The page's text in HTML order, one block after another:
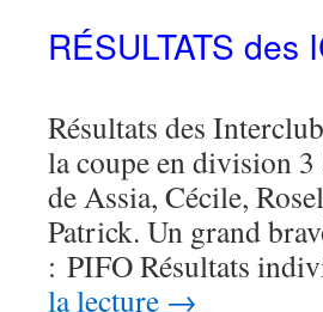
RÉSULTATS des
Résultats des
la coupe en division
de Assia, Cécile,
Patrick. Un grand
: PIFO Résultats
la lecture →